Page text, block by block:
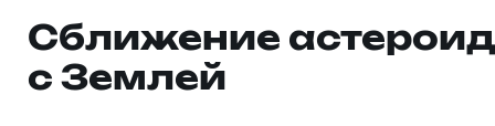
Сближение
с Землей